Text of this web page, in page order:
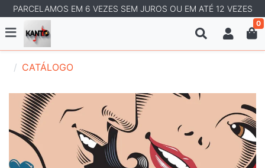
PARCELAMOS EM 6 VEZES SEM JUROS OU EM ATÉ 12 VEZES
0
CATÁLOGO